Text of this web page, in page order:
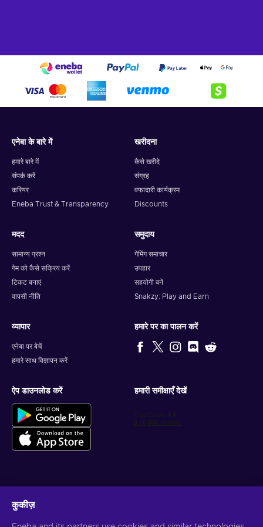
एनेबा के बारे में
हमारे बारे में
संपर्क करें
करियर
Eneba Trust & Transparency
खरीदना
कैसे खरीदे
संग्रह
वफादारी कार्यक्रम
Discounts
मदद
सामान्य प्रश्न
गेम को कैसे सक्रिय करें
टिकट बनाएं
वापसी नीति
समुदाय
गेमिंग समाचार
उपहार
सहयोगी बनें
Snakzy: Play and Earn
व्यापार
एनेबा पर बेचें
हमारे साथ विज्ञापन करें
हमारे पर का पालन करें
ऐप डाउनलोड करें हमारी समीक्षाएँ देखें
कुकीज़